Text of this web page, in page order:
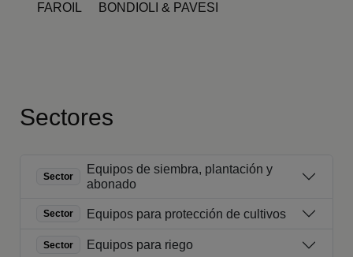
FAROIL BONDIOLI & PAVESI
Sectores
Sector
Equipos de siembra, plantación y
abonado
Sector Equipos para protección de cultivos
Sector Equipos para riego